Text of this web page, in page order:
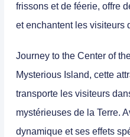
frissons et de féerie, offre
et enchantent les visiteurs
Journey to the Center of
Mysterious Island, cette
transporte les visiteurs
mystérieuses de la Terre.
dynamique et ses effets